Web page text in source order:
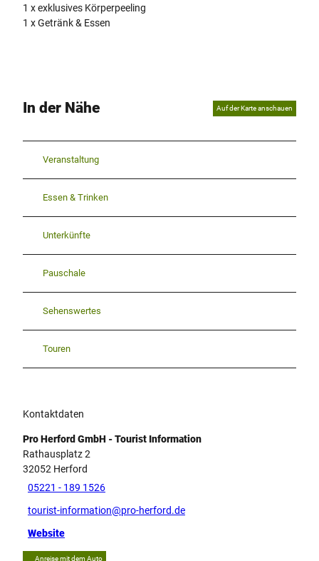
1 x exklusives Körperpeeling
1 x Getränk & Essen
In der Nähe Auf der Karte anschauen
Veranstaltung
Essen & Trinken
Unterkünfte
Pauschale
Sehenswertes
Touren
Kontaktdaten
Pro Herford GmbH - Tourist Information
Rathausplatz 2
32052 Herford
05221 - 189 1526
tourist-information@pro-herford.de
Website
Anreise mit dem Auto